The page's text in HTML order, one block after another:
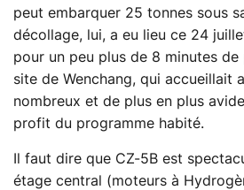
peut embarquer 25 tonnes sous
décollage, lui, a eu lieu ce 24
pour un peu plus de 8 minutes de
site de Wenchang, qui accueillait
nombreux et de plus en plus
profit du programme habité.
Il faut dire que CZ-5B est
étage central (moteurs à